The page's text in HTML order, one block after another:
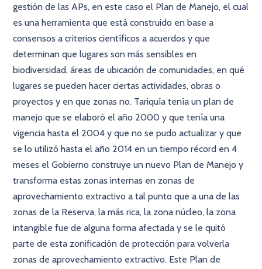
gestión de las APs, en este caso el Plan de Manejo, el cual
es una herramienta que está construido en base a
consensos a criterios científicos a acuerdos y que
determinan que lugares son más sensibles en
biodiversidad, áreas de ubicación de comunidades, en qué
lugares se pueden hacer ciertas actividades, obras o
proyectos y en que zonas no. Tariquía tenía un plan de
manejo que se elaboró el año 2000 y que tenía una
vigencia hasta el 2004 y que no se pudo actualizar y que
se lo utilizó hasta el año 2014 en un tiempo récord en 4
meses el Gobierno construye un nuevo Plan de Manejo y
transforma estas zonas internas en zonas de
aprovechamiento extractivo a tal punto que a una de las
zonas de la Reserva, la más rica, la zona núcleo, la zona
intangible fue de alguna forma afectada y se le quitó
parte de esta zonificación de protección para volverla
zonas de aprovechamiento extractivo. Este Plan de